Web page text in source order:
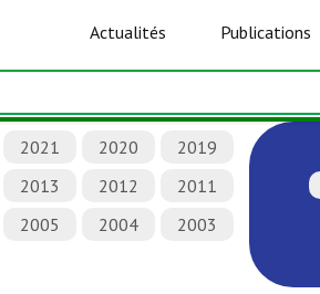
Actualités Publications
2021 2020
2019
2013 2012
2011
2005 2004
2003